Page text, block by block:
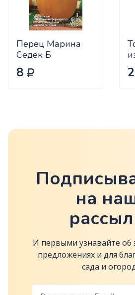
Перец Марина
Седек Б
8
на
И первыми узнавайте об
предложениях и для
сада и